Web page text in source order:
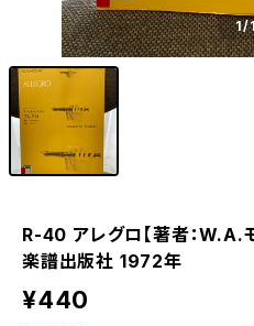
1/
R-40 アレグロ【著者：W.A.
楽譜出版社 1972年
¥440